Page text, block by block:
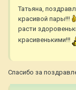
Татьяна,
красивой пары!!!
расти
красивенькими!!!
Спасибо за